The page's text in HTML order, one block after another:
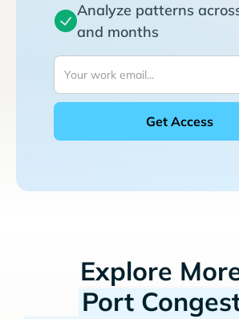
Analyze patterns
and months
Explore
Port